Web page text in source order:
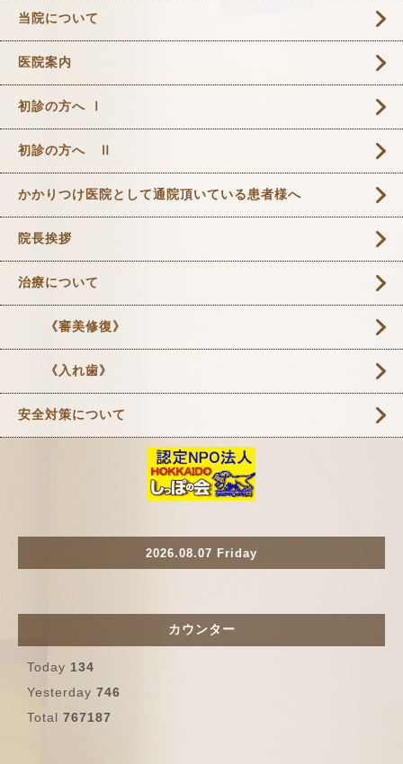
当院について
医院案内
初診の方へ Ⅰ
初診の方へ Ⅱ
かかりつけ医院として通院頂いている患者様へ
院長挨拶
治療について
《審美修復》
《入れ歯》
安全対策について
2026.08.07 Friday
カウンター
Today 134
Yesterday 746
Total 767187